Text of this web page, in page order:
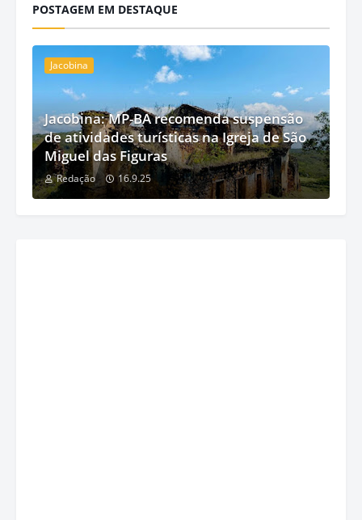
POSTAGEM EM DESTAQUE
Jacobina
Jacobina: MP-BA recomenda suspensão
de atividades turísticas na Igreja de São
Miguel das Figuras
Redação 16.9.25